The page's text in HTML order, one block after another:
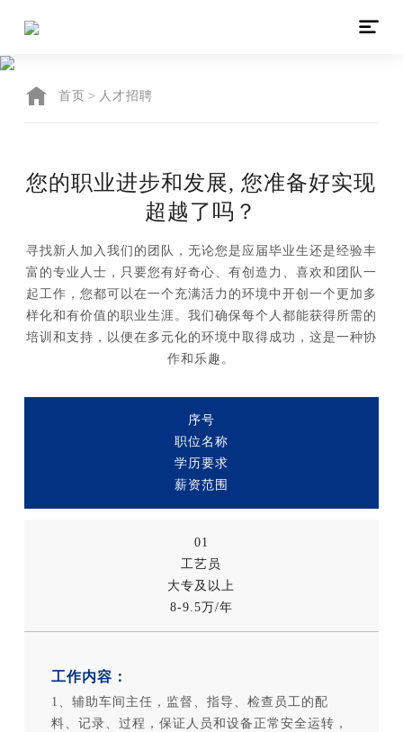

恒辉安防，捍卫人类之创造，因创新而超越，因专业而领先
首页 > 人才招聘
您的职业进步和发展, 您准备好实现
超越了吗？
寻找新人加入我们的团队，无论您是应届毕业生还是经验丰
富的专业人士，只要您有好奇心、有创造力、喜欢和团队一
起工作，您都可以在一个充满活力的环境中开创一个更加多
样化和有价值的职业生涯。我们确保每个人都能获得所需的
培训和支持，以便在多元化的环境中取得成功，这是一种协
作和乐趣。
序号
职位名称
学历要求
薪资范围
01
工艺员
大专及以上
8-9.5万/年
工作内容：
1、辅助车间主任，监督、指导、检查员工的配
料、记录、过程，保证人员和设备正常安全运转，